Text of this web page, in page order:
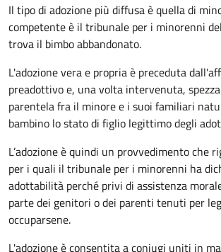
Il tipo di adozione più diffusa è quella di
competente è il tribunale per i minorenni
trova il bimbo abbandonato.
L'adozione vera e propria è preceduta
preadottivo e, una volta intervenuta,
parentela fra il minore e i suoi familiari
bambino lo stato di figlio legittimo degli
L’adozione è quindi un provvedimento che
per i quali il tribunale per i minorenni ha
adottabilità perché privi di assistenza
parte dei genitori o dei parenti tenuti per
occuparsene.
L'adozione è consentita a coniugi uniti in